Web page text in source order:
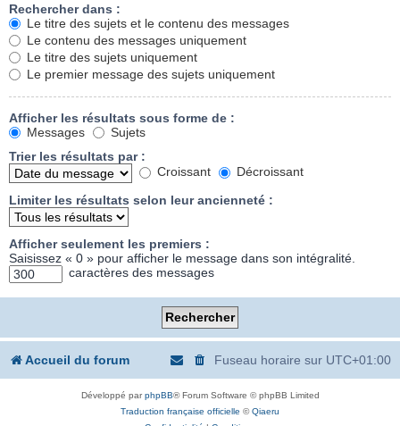
Rechercher dans :
Le titre des sujets et le contenu des messages
Le contenu des messages uniquement
Le titre des sujets uniquement
Le premier message des sujets uniquement
Afficher les résultats sous forme de :
Messages
Sujets
Trier les résultats par :
Croissant
Décroissant
Limiter les résultats selon leur ancienneté :
Afficher seulement les premiers :
Saisissez « 0 » pour afficher le message dans son intégralité.
caractères des messages
Accueil du forum Fuseau horaire sur UTC+01:00
Développé parphpBB® Forum Software © phpBB Limited
Traduction française officielle ©Qiaeru